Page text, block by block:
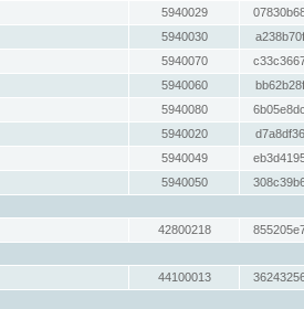
5940029
5940030
5940070
5940060
5940080
5940020
5940049
5940050
42800218
44100013